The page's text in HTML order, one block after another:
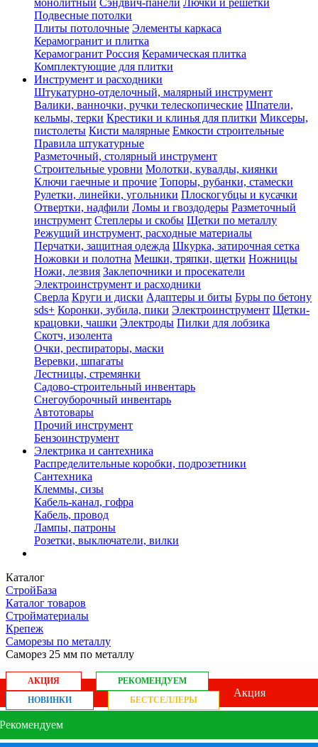
монолитный Сэндвич-панели Лючки и решетки
Подвесные потолки
Плиты потолочные Элементы каркаса
Керамогранит и плитка
Керамогранит Россия Керамическая плитка
Комплектующие для плитки
Инструмент и расходники
Штукатурно-отделочный, малярный инструмент
Валики, ванночки, ручки телескопические Шпатели,
кельмы, терки Крестики и клинья для плитки Миксеры,
пистолеты Кисти малярные Емкости строительные
Правила штукатурные
Разметочный, столярный инструмент
Строительные уровни Молотки, кувалды, киянки
Ключи гаечные и прочие Топоры, рубанки, стамески
Рулетки, линейки, угольники Плоскогубцы и кусачки
Отвертки, надфили Ломы и гвоздодеры Разметочный
инструмент Степлеры и скобы Щетки по металлу
Режущий инструмент, расходные материалы
Перчатки, защитная одежда Шкурка, затирочная сетка
Ножовки и полотна Мешки, тряпки, щетки Ножницы
Ножи, лезвия Заклепочники и просекатели
Электроинструмент и расходники
Сверла Круги и диски Адаптеры и биты Буры по бетону
sds+ Коронки, зубила, пики Электроинструмент Щетки-
крацовки, чашки Электроды Пилки для лобзика
Скотч, изолента
Очки, респираторы, маски
Веревки, шпагаты
Лестницы, стремянки
Садово-строительный инвентарь
Снегоуборочный инвентарь
Автотовары
Прочий инструмент
Бензоинструмент
Электрика и сантехника
Распределительные коробки, подрозетники
Сантехника
Клеммы, сизы
Кабель-канал, гофра
Кабель, провод
Лампы, патроны
Розетки, выключатели, вилки
Каталог
СтройБаза
Каталог товаров
Стройматериалы
Крепеж
Саморезы по металлу
Саморез 25 мм по металлу
АКЦИЯ
РЕКОМЕНДУЕМ
НОВИНКИ
БЕСТСЕЛЛЕРЫ
Акция
Рекомендуем